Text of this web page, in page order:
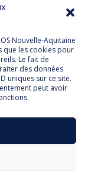
Nouvelle-Aquitaine
que les cookies pour
Le fait de
des données
uniques sur ce site.
peut avoir